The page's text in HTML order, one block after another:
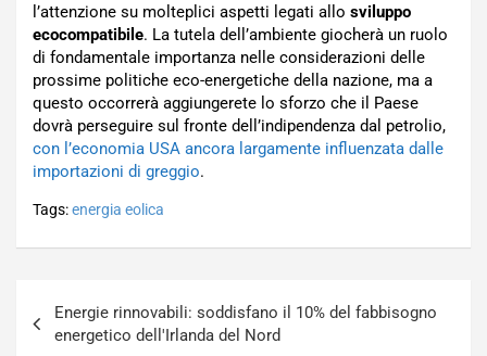
l’attenzione su molteplici aspetti legati allo sviluppo
ecocompatibile. La tutela dell’ambiente giocherà un ruolo
di fondamentale importanza nelle considerazioni delle
prossime politiche eco-energetiche della nazione, ma a
questo occorrerà aggiungerete lo sforzo che il Paese
dovrà perseguire sul fronte dell’indipendenza dal petrolio,
con l’economia USA ancora largamente influenzata dalle
importazioni di greggio.
Tags:energia eolica
articoli
Energie rinnovabili: soddisfano il 10% del fabbisogno
energetico dell'Irlanda del Nord